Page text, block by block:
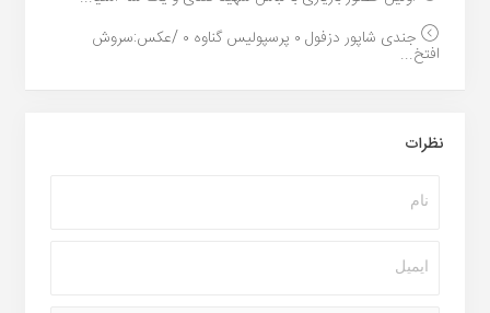
جندی شاپور دزفول ۰ پرسپولیس گناوه ۰ /عکس:سروش
افتخ...
نظرات